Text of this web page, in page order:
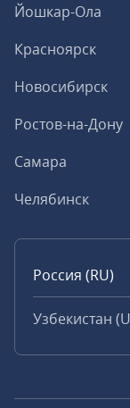
Йошкар-Ола
Красноярск
Новосибирск
Ростов-на-Дону
Самара
Челябинск
Россия (RU)
Узбекистан